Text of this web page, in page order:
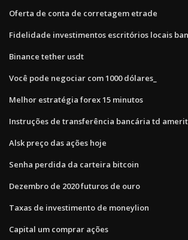
Oferta de conta de corretagem etrade
Fidelidade investimentos escritórios locais
Binance tether usdt
Você pode negociar com 1000 dólares_
Melhor estratégia forex 15 minutos
Instruções de transferência bancária td
Alsk preço das ações hoje
Senha perdida da carteira bitcoin
Dezembro de 2020 futuros de ouro
Taxas de investimento de moneylion
Capital um comprar ações